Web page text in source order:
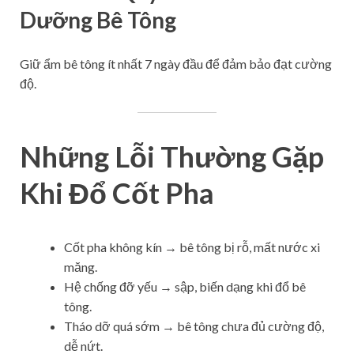
Dưỡng Bê Tông
Giữ ẩm bê tông ít nhất 7 ngày đầu để đảm bảo đạt cường
độ.
Những Lỗi Thường Gặp
Khi Đổ Cốt Pha
Cốt pha không kín → bê tông bị rỗ, mất nước xi
măng.
Hệ chống đỡ yếu → sập, biến dạng khi đổ bê
tông.
Tháo dỡ quá sớm → bê tông chưa đủ cường độ,
dễ nứt.